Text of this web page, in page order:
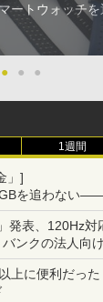
ートウォッチ
● ● ●
1週間
」]
を追わない――
点
発表、120Hz対
ンクの法人向け
上に便利だっ